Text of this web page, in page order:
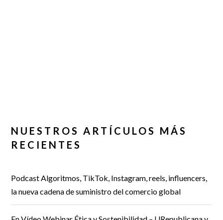
NUESTROS ARTÍCULOS MÁS
RECIENTES
Podcast Algoritmos, TikTok, Instagram, reels, influencers,
la nueva cadena de suministro del comercio global